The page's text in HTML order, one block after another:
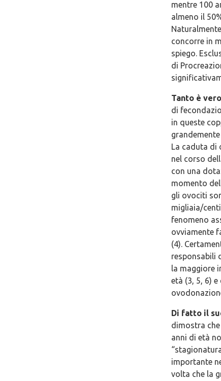
mentre 100
almeno il
concorre in
spiego.
di
Tanto è
di
in queste
La caduta di
nel corso
con una
momento
gli ovociti
migliaia/
fenomeno
ovviamente
(4).
responsabili
la maggiore
età (3, 5, 6)
Di fatto il
dimostra
anni di età
importante
volta che la